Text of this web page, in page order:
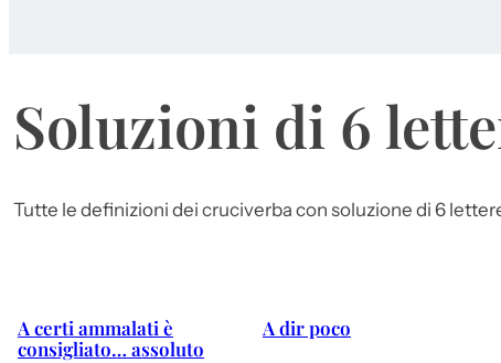
Soluzioni di 6
Tutte le definizioni dei cruciverba con soluzione di 6
A certi ammalati è
consigliato… assoluto
A dir poco